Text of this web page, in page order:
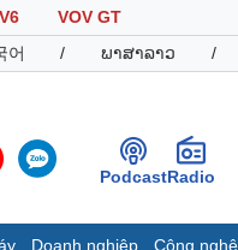
VOV GT
어 / ພາສາລາວ /
PodcastRadio
Doanh nghiệp Công nghệ